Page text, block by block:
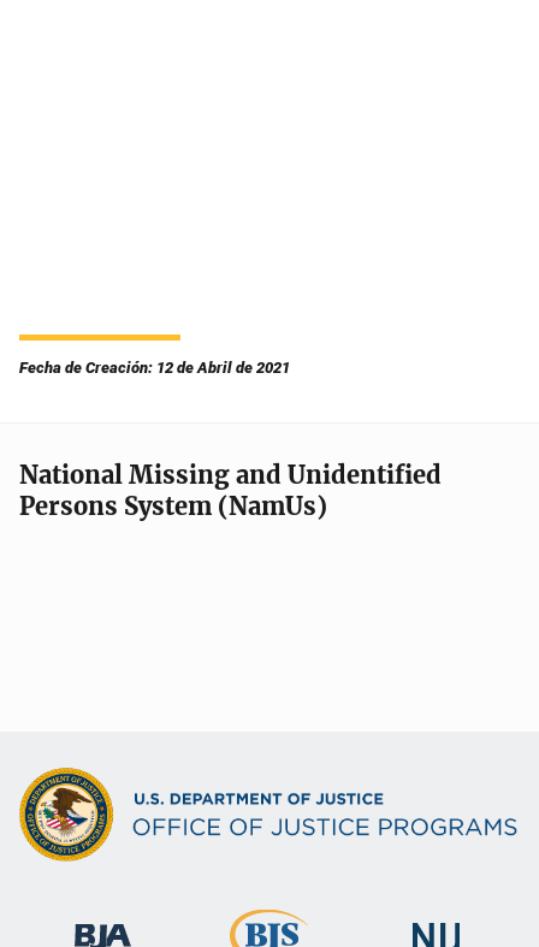
Fecha de Creación: 12 de Abril de 2021
National Missing and Unidentified
Persons System (NamUs)